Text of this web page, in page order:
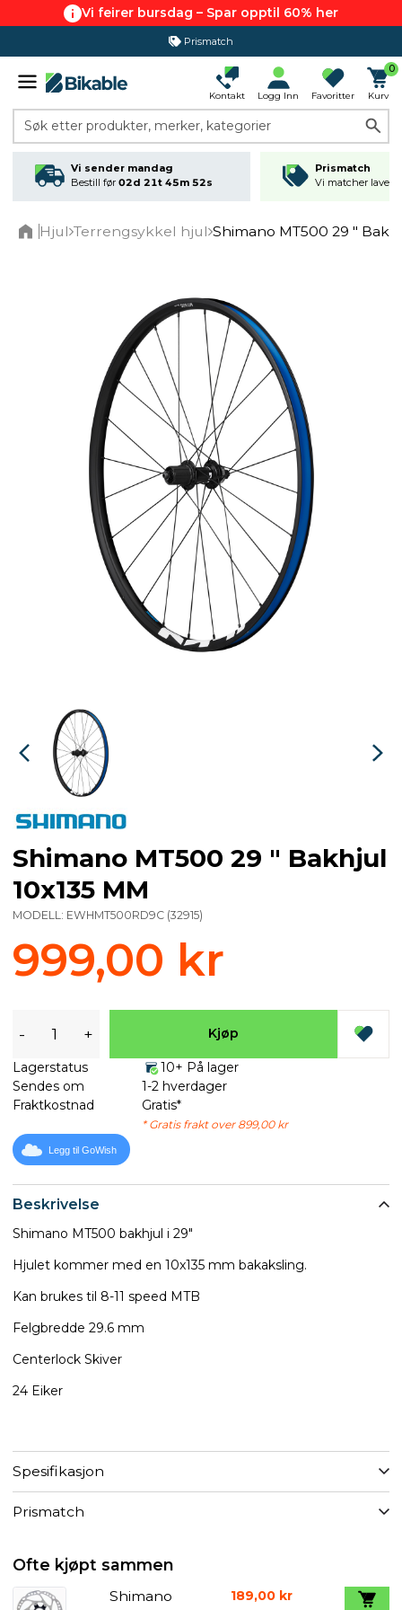
Vi feirer bursdag – Spar opptil 60% her
Prismatch
Kontakt Logg Inn Favoritter
0
Kurv
Søk etter produkter, merker, kategorier
Vi sender mandag
Bestill før 02d 21t 45m 52s
Prismatch
Vi matcher
Hjul Terrengsykkel hjul Shimano MT500 29 "
Beskrivelse
Shimano MT500 bakhjul i 29"
Hjulet kommer med en 10x135 mm bakaksling.
Kan brukes til 8-11 speed MTB
Felgbredde 29.6 mm
Centerlock Skiver
24 Eiker
Spesifikasjon
Prismatch
Shimano MT500 29 " Bakhjul
10x135 MM
MODELL: EWHMT500RD9C (32915)
999,00 kr
- + Kjøp
Lagerstatus
10+ På lager
Sendes om
1-2 hverdager
Fraktkostnad
Gratis*
* Gratis frakt over 899,00 kr
Legg til GoWish
Ofte kjøpt sammen
Shimano
189,00 kr